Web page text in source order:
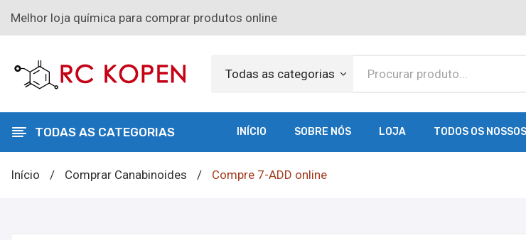
Melhor loja química para comprar produtos online
Todas as categorias
TODAS AS CATEGORIAS INÍCIO SOBRE NÓS LOJA TODOS OS
Início / Comprar Canabinoides / Compre 7-ADD online